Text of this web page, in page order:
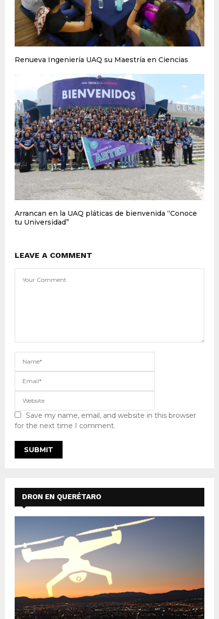
Renueva Ingeniería UAQ su Maestría en Ciencias
Arrancan en la UAQ pláticas de bienvenida “Conoce
tu Universidad”
LEAVE A COMMENT
Save my name, email, and website in this browser
for the next time I comment.
DRON EN QUERÉTARO